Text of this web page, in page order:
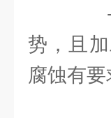
-
势，且
腐蚀有